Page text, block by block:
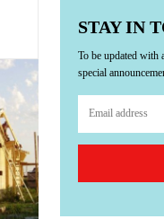
STAY IN
To be updated with
special